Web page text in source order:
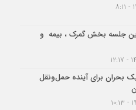
جلسه بخش گمرک ، بیمه و
بحران برای آینده حمل‌ونقل